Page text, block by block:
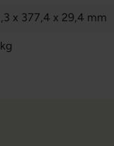
x 377,4 x 29,4 mm